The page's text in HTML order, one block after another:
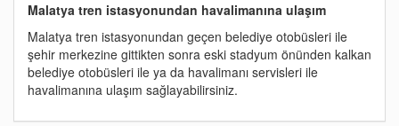
Malatya tren istasyonundan havalimanına ulaşım
Malatya tren istasyonundan geçen belediye otobüsleri ile
şehir merkezine gittikten sonra eski stadyum önünden kalkan
belediye otobüsleri ile ya da havalimanı servisleri ile
havalimanına ulaşım sağlayabilirsiniz.